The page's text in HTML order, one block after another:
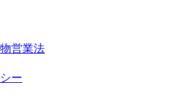
営業法
ー